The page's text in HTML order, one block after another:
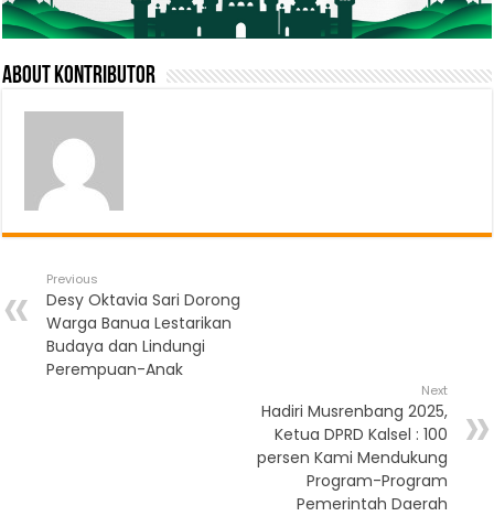
About Kontributor
Previous
Desy Oktavia Sari Dorong
Warga Banua Lestarikan
Budaya dan Lindungi
Perempuan-Anak
Next
Hadiri Musrenbang 2025,
Ketua DPRD Kalsel : 100
persen Kami Mendukung
Program-Program
Pemerintah Daerah